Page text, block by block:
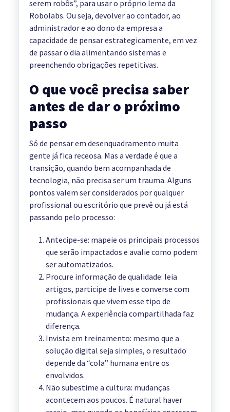
serem robôs”, para usar o próprio lema da
Robolabs. Ou seja, devolver ao contador, ao
administrador e ao dono da empresa a
capacidade de pensar estrategicamente, em vez
de passar o dia alimentando sistemas e
preenchendo obrigações repetitivas.
O que você precisa saber
antes de dar o próximo
passo
Só de pensar em desenquadramento muita
gente já fica receosa. Mas a verdade é que a
transição, quando bem acompanhada de
tecnologia, não precisa ser um trauma. Alguns
pontos valem ser considerados por qualquer
profissional ou escritório que prevê ou já está
passando pelo processo:
Antecipe-se: mapeie os principais processos
que serão impactados e avalie como podem
ser automatizados.
Procure informação de qualidade: leia
artigos, participe de lives e converse com
profissionais que vivem esse tipo de
mudança. A experiência compartilhada faz
diferença.
Invista em treinamento: mesmo que a
solução digital seja simples, o resultado
depende da “cola” humana entre os
envolvidos.
Não subestime a cultura: mudanças
acontecem aos poucos. É natural haver